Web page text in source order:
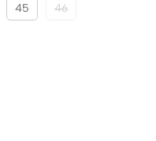
45 46